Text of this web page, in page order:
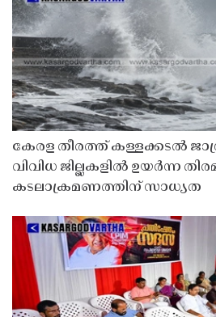
കേരള തീരത്ത് കള്ളക്കടൽ
വിവിധ ജില്ലകളിൽ ഉയർന്ന
കടലാക്രമണത്തിന് സാധ്യത